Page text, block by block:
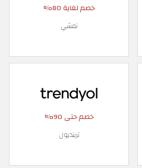
خصم لغاية 80%
نمشي
خصم حتى 90%
ترينديول